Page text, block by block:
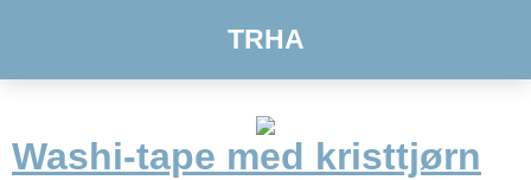
TRHA
Washi-tape med kristtjørn